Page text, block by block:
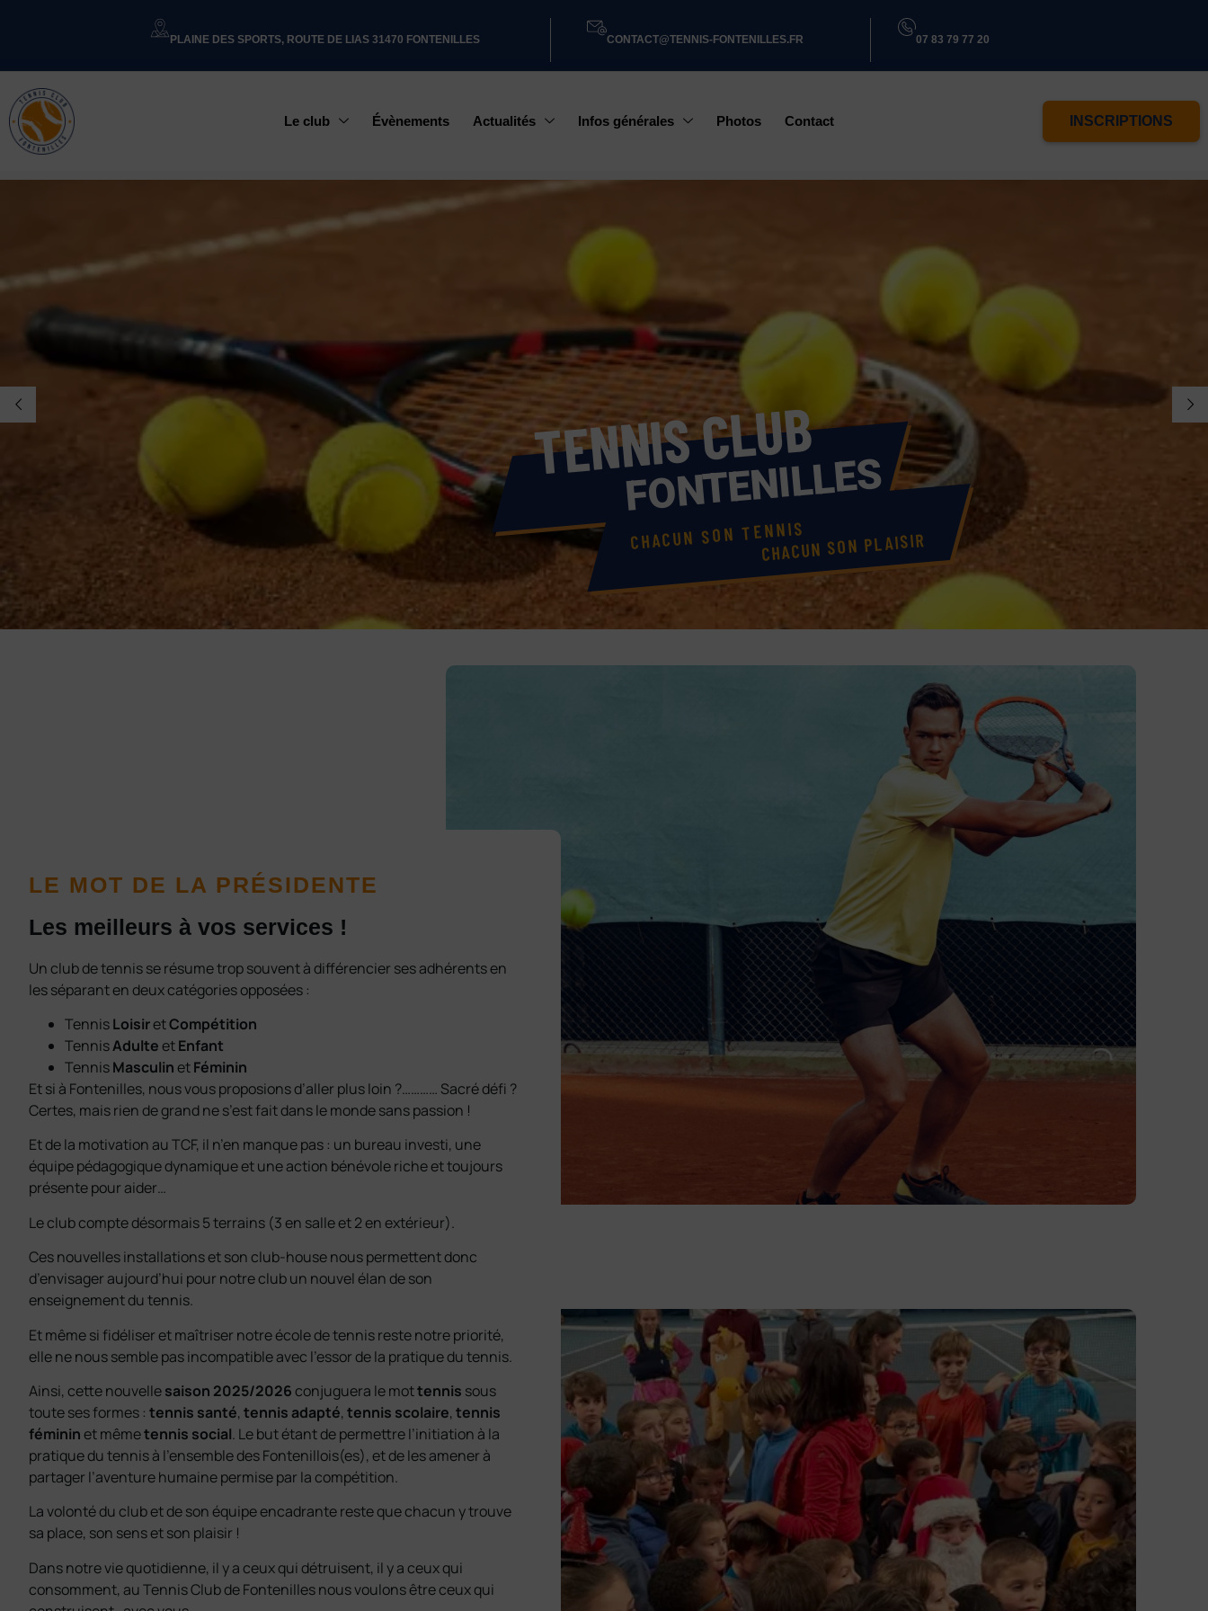
PLAINE DES SPORTS, ROUTE DE LIAS 31470 FONTENILLES CONTACT@TENNIS-FONTENILLES.FR 07 83 79 77 20
Le club Évènements Actualités Infos générales Photos Contact INSCRIPTIONS
TENNISCLUB
FONTENILLES
CHACUN SON TENNISCHACUN SON PLAISIR
LE MOT DE LA PRÉSIDENTE
Les meilleurs à vos services !
Un club de tennis se résume trop souvent à différencier ses adhérents en
les séparant en deux catégories opposées :
TennisLoisiretCompétition
TennisAdulteetEnfant
TennisMasculinetFéminin
Et si à Fontenilles, nous vous proposions d’aller plus loin ?………… Sacré défi ?
Certes, mais rien de grand ne s’est fait dans le monde sans passion !
Et de la motivation au TCF, il n’en manque pas : un bureau investi, une
équipe pédagogique dynamique et une action bénévole riche et toujours
présente pour aider…
Le club compte désormais 5 terrains (3 en salle et 2 en extérieur).
Ces nouvelles installations et son club-house nous permettent donc
d’envisager aujourd’hui pour notre club un nouvel élan de son
enseignement du tennis.
Et même si fidéliser et maîtriser notre école de tennis reste notre priorité,
elle ne nous semble pas incompatible avec l’essor de la pratique du tennis.
Ainsi, cette nouvellesaison 2025/2026conjuguera le mottennis sous
toute ses formes : tennis santé,tennis adapté,tennis scolaire,tennis
fémininet mêmetennis social. Le but étant de permettre l’initiation à la
pratique du tennis à l’ensemble des Fontenillois(es), et de les amener à
partager l’aventure humaine permise par la compétition.
La volonté du club et de son équipe encadrante reste que chacun y trouve
sa place, son sens et son plaisir !
Dans notre vie quotidienne, il y a ceux qui détruisent, il y a ceux qui
consomment, au Tennis Club de Fontenilles nous voulons être ceux qui